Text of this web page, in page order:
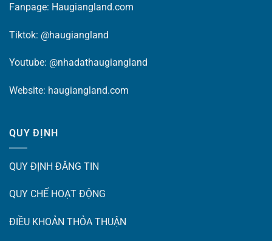
Fanpage: Haugiangland.com
Tiktok: @haugiangland
Youtube: @nhadathaugiangland
Website: haugiangland.com
QUY ĐỊNH
QUY ĐỊNH ĐĂNG TIN
QUY CHẾ HOẠT ĐỘNG
ĐIỀU KHOẢN THỎA THUẬN